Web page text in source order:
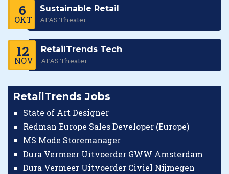
6
OKT
Sustainable Retail
AFAS Theater
12
NOV
RetailTrends Tech
AFAS Theater
RetailTrends Jobs
State of Art Designer
Redman Europe Sales Developer (Europe)
MS Mode Storemanager
Dura Vermeer Uitvoerder GWW Amsterdam
Dura Vermeer Uitvoerder Civiel Nijmegen